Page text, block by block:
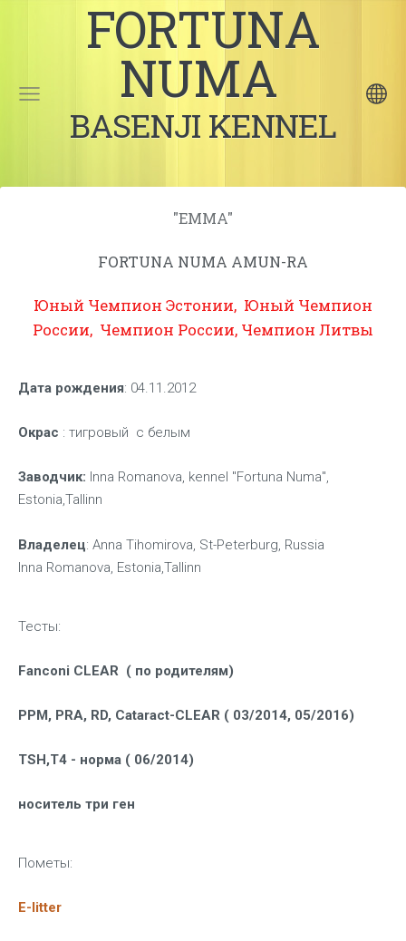
FORTUNA
NUMA
BASENJI KENNEL
"EMMA"
FORTUNA NUMA AMUN-RA
Юный Чемпион Эстонии, Юный Чемпион
России, Чемпион России, Чемпион Литвы
Дата рождения: 04.11.2012
Окрас : тигровый с белым
Заводчик: Inna Romanova, kennel "Fortuna Numa",
Estonia,Tallinn
Владелец: Anna Tihomirova, St-Peterburg, Russia
Inna Romanova, Estonia,Tallinn
Тесты:
Fanconi CLEAR ( по родителям)
PPM, PRA, RD, Cataract-CLEAR ( 03/2014, 05/2016)
TSH,T4 - норма ( 06/2014)
носитель три ген
Пометы:
E-litter